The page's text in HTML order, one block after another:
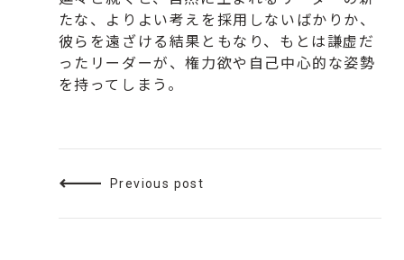
たな、 よりよい考えを採用しないばかりか、
彼らを遠ざける結果ともなり、もとは謙虚だ
ったリーダーが、権力欲や自己中心的な姿勢
を持ってしまう。
Previous post